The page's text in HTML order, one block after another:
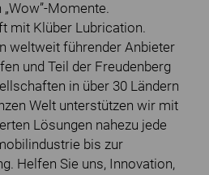
Momente.
mit Klüber Lubrication.
weltweit führender Anbieter
und Teil der Freudenberg
in über 30 Ländern
Welt unterstützen wir mit
Lösungen nahezu jede
bis zur
Helfen Sie uns, Innovation,